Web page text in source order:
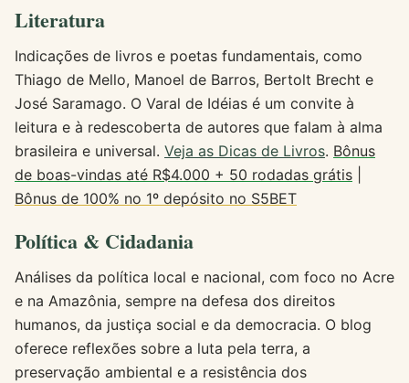
Literatura
Indicações de livros e poetas fundamentais, como
Thiago de Mello, Manoel de Barros, Bertolt Brecht e
José Saramago. O Varal de Idéias é um convite à
leitura e à redescoberta de autores que falam à alma
brasileira e universal. Veja as Dicas de Livros. Bônus
de boas-vindas até R$4.000 + 50 rodadas grátis
Bônus de 100% no 1º depósito no S5BET
Política & Cidadania
Análises da política local e nacional, com foco no Acre
e na Amazônia, sempre na defesa dos direitos
humanos, da justiça social e da democracia. O blog
oferece reflexões sobre a luta pela terra, a
preservação ambiental e a resistência dos